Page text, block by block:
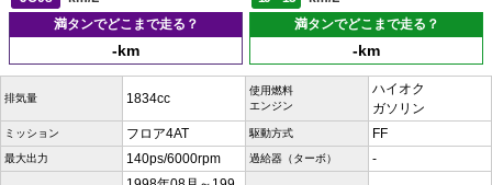
満タンでどこまで走る？
-km
満タンでどこまで走る？
-km
排気量 1834cc
使用燃料
エンジン
ハイオク
ガソリン
ミッション フロア4AT 駆動方式 FF
最大出力 140ps/6000rpm 過給器（ターボ） -